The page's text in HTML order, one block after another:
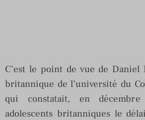
C’est le point de vue de
britannique de l’université du
qui constatait, en
adolescents britanniques le